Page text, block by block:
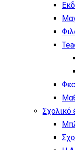
Σχολικό